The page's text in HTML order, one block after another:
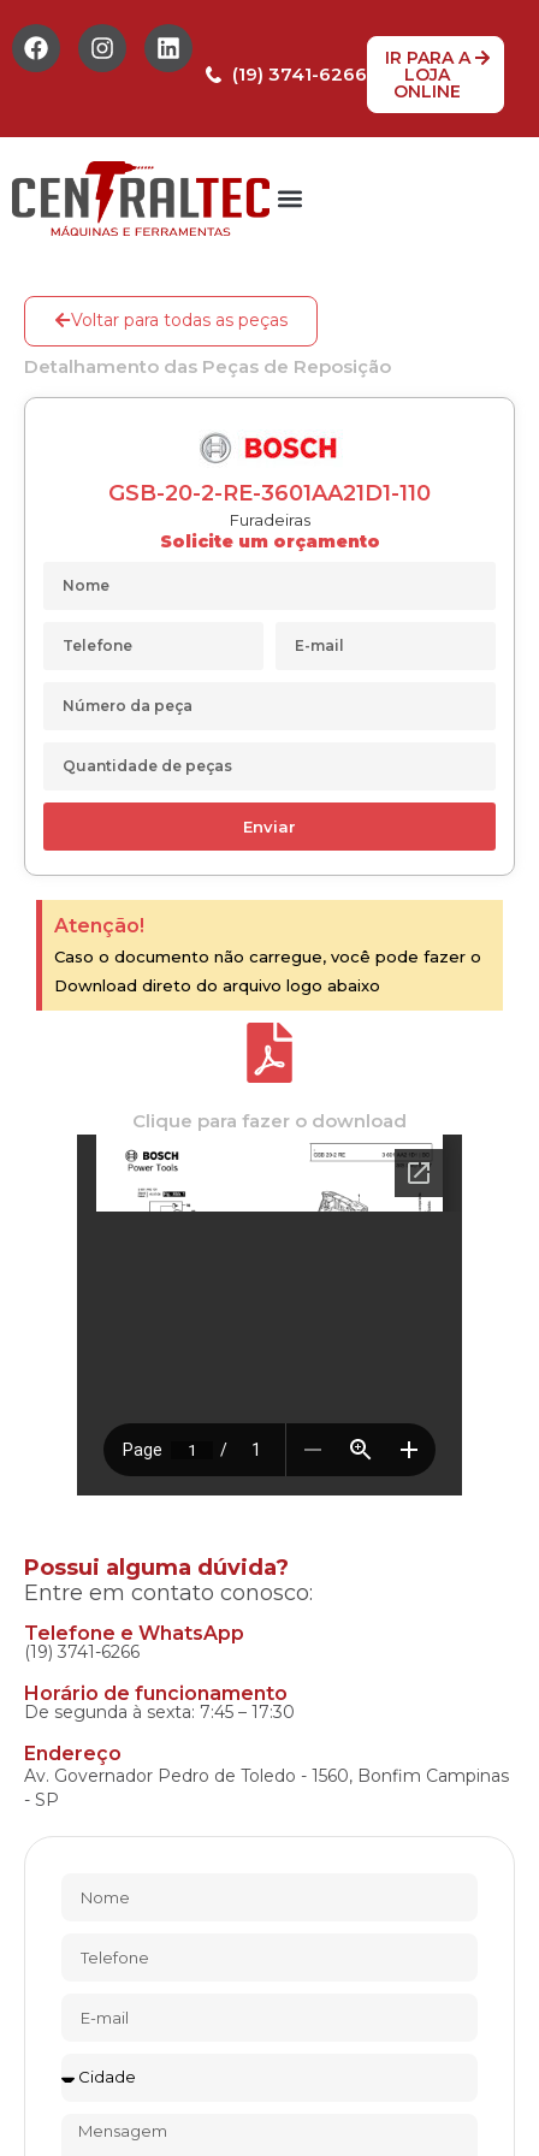
(19) 3741-6266
IR PARA A
LOJA
ONLINE
Voltar para todas as peças
Detalhamento das Peças de Reposição
GSB-20-2-RE-3601AA21D1-110
Furadeiras
Solicite um orçamento
Enviar
Atenção!
Caso o documento não carregue, você pode fazer o
Download direto do arquivo logo abaixo
Clique para fazer o download
Possui alguma dúvida?
Entre em contato conosco:
Telefone e WhatsApp
(19) 3741-6266
Horário de funcionamento
De segunda à sexta: 7:45 – 17:30
Endereço
Av. Governador Pedro de Toledo - 1560, Bonfim Campinas
- SP